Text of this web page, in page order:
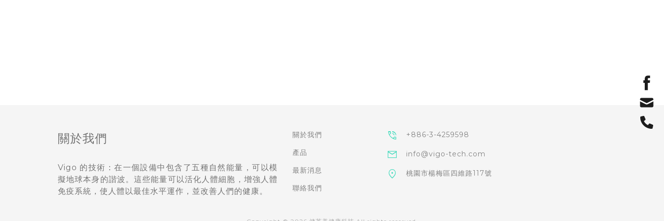
關於我們
Vigo 的技術：在一個設備中包含了五種自然能量，可以模
擬地球本身的諧波。這些能量可以活化人體細胞，增強人體
免疫系統，使人體以最佳水平運作 ， 並改善人們的健康。
關於我們
產品
最新消息
聯絡我們
phone_in_talk +886-3-4259598
mail info@vigo-tech.com
location_on 桃園市楊梅區四維路117號